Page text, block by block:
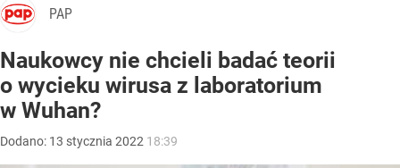
PAP
Naukowcy nie chcieli badać teorii
o wycieku wirusa z laboratorium
w Wuhan?
Dodano: 13 stycznia 2022 18:39